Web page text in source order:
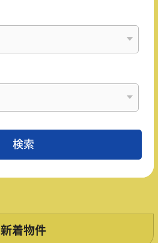
新着物件